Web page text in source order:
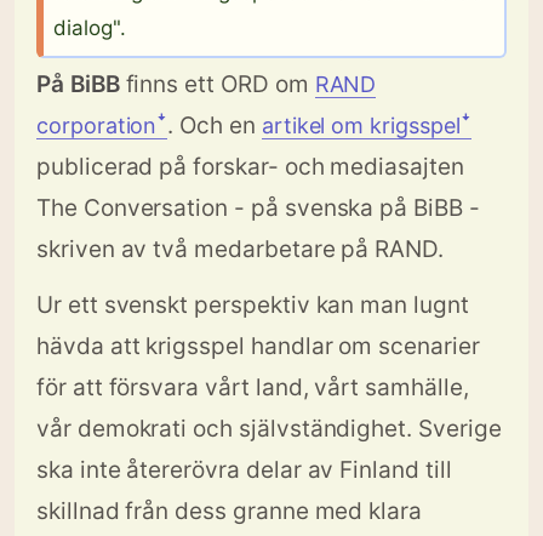
dialog".
På BiBB finns ett ORD om RAND
corporationꜜ. Och en artikel om krigsspelꜜ
publicerad på forskar- och mediasajten
The Conversation - på svenska på BiBB -
skriven av två medarbetare på RAND.
Ur ett svenskt perspektiv kan man lugnt
hävda att krigsspel handlar om scenarier
för att försvara vårt land, vårt samhälle,
vår demokrati och självständighet. Sverige
ska inte återerövra delar av Finland till
skillnad från dess granne med klara